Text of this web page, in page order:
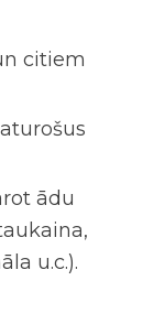
citiem
ādu
u.c.).